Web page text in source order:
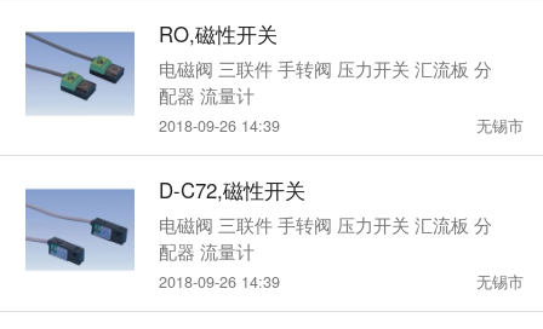
RO,磁性开关
电磁阀 三联件 手转阀 压力开关 汇流板 分
配器 流量计
2018-09-26 14:39 无锡市
D-C72,磁性开关
电磁阀 三联件 手转阀 压力开关 汇流板 分
配器 流量计
2018-09-26 14:39 无锡市